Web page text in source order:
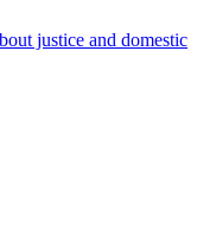
justice and domestic